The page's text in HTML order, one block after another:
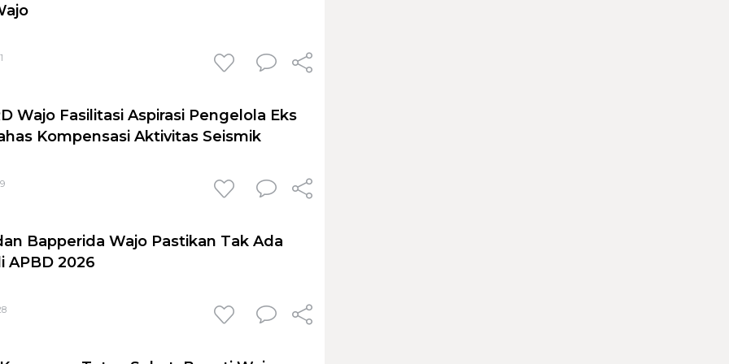
Wajo Fasilitasi Aspirasi Pengelola Eks
Kompensasi Aktivitas Seismik
Bapperida Wajo Pastikan Tak Ada
APBD 2026